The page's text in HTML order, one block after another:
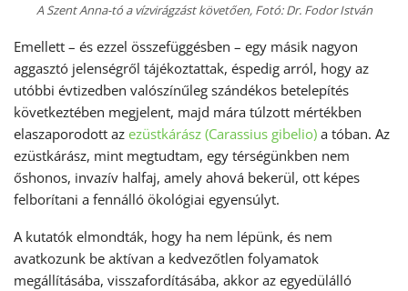
A Szent Anna-tó a vízvirágzást követően, Fotó: Dr. Fodor István
Emellett – és ezzel összefüggésben – egy másik nagyon
aggasztó jelenségről tájékoztattak, éspedig arról, hogy az
utóbbi évtizedben valószínűleg szándékos betelepítés
következtében megjelent, majd mára túlzott mértékben
elaszaporodott az ezüstkárász (Carassius gibelio) a tóban. Az
ezüstkárász, mint megtudtam, egy térségünkben nem
őshonos, invazív halfaj, amely ahová bekerül, ott képes
felborítani a fennálló ökológiai egyensúlyt.
A kutatók elmondták, hogy ha nem lépünk, és nem
avatkozunk be aktívan a kedvezőtlen folyamatok
megállításába, visszafordításába, akkor az egyedülálló